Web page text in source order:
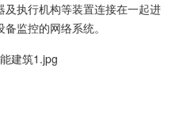
执行机构等装置连接在一起进
监控的网络系统。